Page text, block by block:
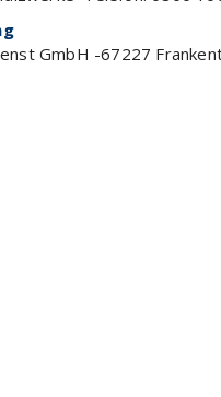
GmbH -67227